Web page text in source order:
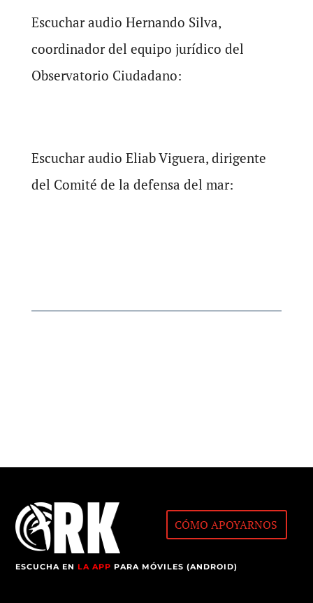
Escuchar audio Hernando Silva,
coordinador del equipo jurídico del
Observatorio Ciudadano:
Escuchar audio Eliab Viguera, dirigente
del Comité de la defensa del mar:
CÓMO APOYARNOS
ESCUCHA ENLA APP PARA MÓVILES (ANDROID)